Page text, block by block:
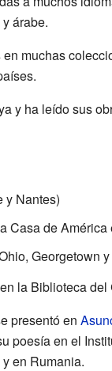
y árabe.
muchas
y ha leído sus
y Nantes)
Casa de América
Georgetown
la Biblioteca
presentó en
poesía en el
en Rumania.